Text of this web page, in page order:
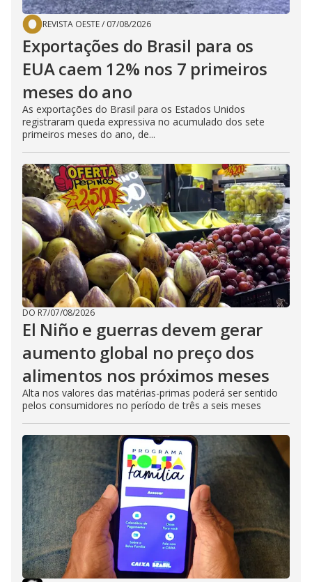
REVISTA OESTE/ 07/08/2026
Exportações do Brasil para os
EUA caem 12% nos 7 primeiros
meses do ano
As exportações do Brasil para os Estados Unidos
registraram queda expressiva no acumulado dos sete
primeiros meses do ano, de...
DO R7/07/08/2026
El Niño e guerras devem gerar
aumento global no preço dos
alimentos nos próximos meses
Alta nos valores das matérias-primas poderá ser sentido
pelos consumidores no período de três a seis meses